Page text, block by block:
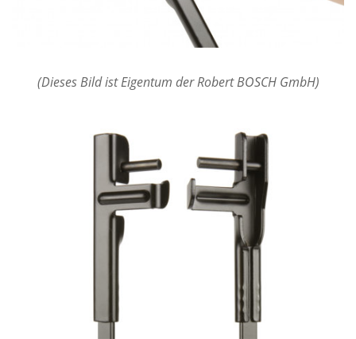
(Dieses Bild ist Eigentum der Robert BOSCH GmbH)